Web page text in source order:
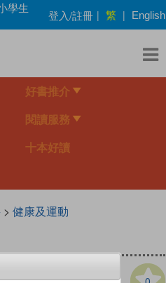
學生
登入/註冊 | 繁 | English
好書推介
閱讀服務
十本好讀
> 健康及運動